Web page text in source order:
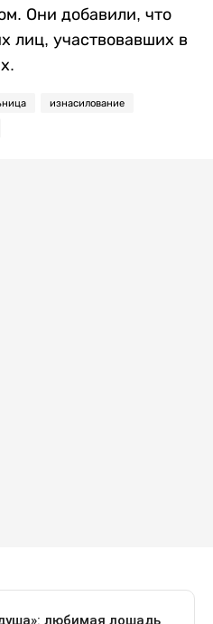
Они добавили, что
лиц, участвовавших в
изнасилование